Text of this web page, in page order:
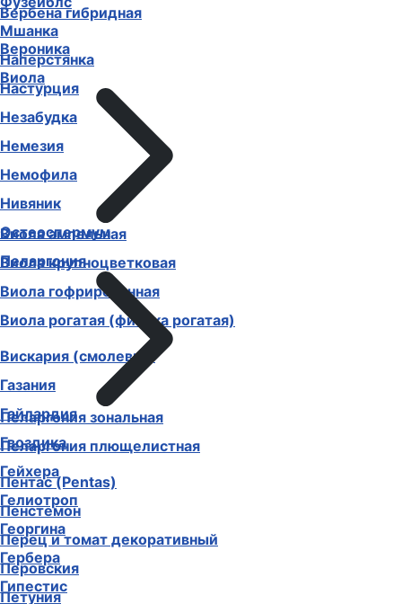
Вербена гибридная
Вероника
Виола
Виола ампельная
Виола крупноцветковая
Виола гофрированная
Виола рогатая (фиалка рогатая)
Вискария (смолевка)
Газания
Гайлардия
Гвоздика
Гейхера
Гелиотроп
Георгина
Гербера
Гипестис
Мультисмесь ампельных растений
Фузейблс
Мшанка
Наперстянка
Настурция
Незабудка
Немезия
Немофила
Нивяник
Остеоспермум
Пеларгония
Пеларгония зональная
Пеларгония плющелистная
Пентас (Pentas)
Пенстемон
Перец и томат декоративный
Перовския